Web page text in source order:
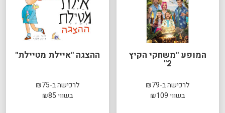
המופע "משחקי הקיץ
2"
לרכישה ב-₪79
בשווי ₪109
ההצגה "איילת מטיילת"
לרכישה ב-₪75
בשווי ₪85